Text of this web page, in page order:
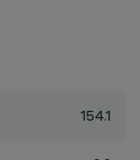
154.1